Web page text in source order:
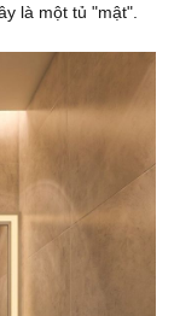
là một tủ "mật".